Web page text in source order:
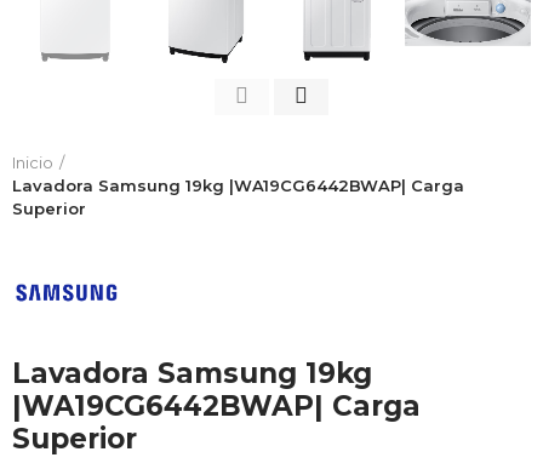
Inicio
Lavadora Samsung 19kg |WA19CG6442BWAP| Carga
Superior
Lavadora Samsung 19kg
|WA19CG6442BWAP| Carga
Superior